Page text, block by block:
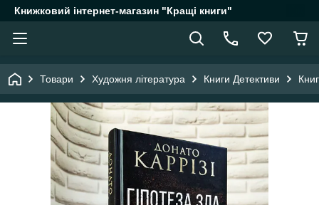
Книжковий інтернет-магазин "Кращі книги"
Товари Художня література Книги Детективи